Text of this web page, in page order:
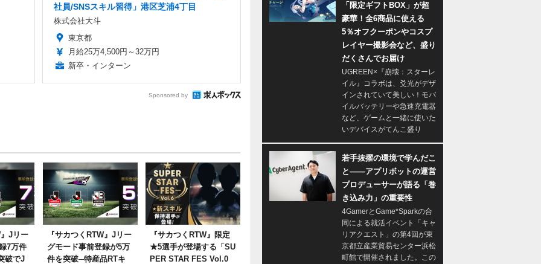
社員/SNSスキル習得」港区芝浦4丁目
株式会社大斗
東京都
月給25万4,500円～32万円
新卒・インターン
Sponsored by
Jリー
7万件
破でJ
『サカつくRTW』Jリー
グモード事前登録が5万
件を突破─特産品RTキ
『サカつくRTW』限定
★5選手が登場する「SU
PER STAR FES Vol.0
「限定ギフトBOX」が超
豪華！全6商品に使える
5％オフクーポンやコスプ
レイヤー撮影会など、盛り
だくさんでお届け
UGREEN×『崩壊：スターレ
イル』コラボは、爻光がデザ
インされていて美しい！モバ
イルバッテリーや急速充電器
など、ゲームと一緒に使いた
いデバイスがてんこ盛り
若手抜擢の環境で学んだこ
と――アプリボットの運営
プロデューサーが語る「巻
き込み力」の重要性
4GamerとGame*Sparkの合
同による就活イベント「キャ
リアクエスト」の第4回が東
京都立産業貿易センター浜松
町館で開催されました。この